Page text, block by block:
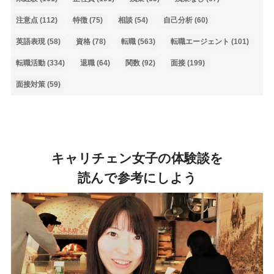
注意点(112) 特徴(75) 相談(54) 自己分析(60)
英語表現(58) 資格(78) 転職(563) 転職エージェント (101)
転職活動(334) 退職(64) 関数(92) 面接(199)
面接対策(59)
キャリチェン女子の体験談を
読んで参考にしよう